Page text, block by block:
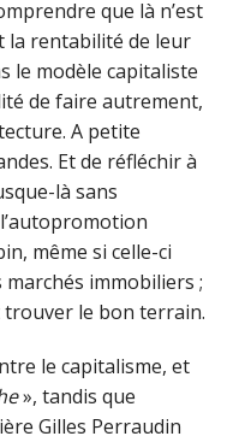
que là n’est
la rentabilité de leur
le modèle capitaliste
de faire autrement,
A petite
Et de réfléchir à
là sans
même si celle-ci
immobiliers ;
le bon terrain.
le capitalisme, et
», tandis que
Gilles Perraudin